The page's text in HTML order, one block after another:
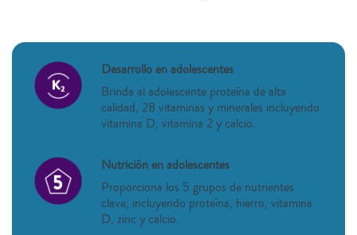
Desarrollo en adolescentes
Brinda al adolescente proteína de alta
calidad, 28 vitaminas y minerales incluyendo
vitamina D, vitamina 2 y calcio.
Nutrición en adolescentes
Proporciona los 5 grupos de nutrientes
clave, incluyendo proteína, hierro, vitamina
D, zinc y calcio.